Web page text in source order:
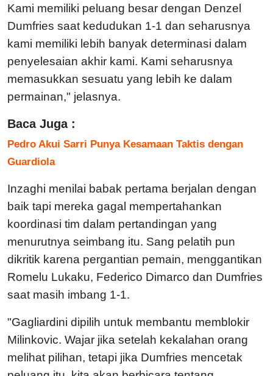
Kami memiliki peluang besar dengan Denzel
Dumfries saat kedudukan 1-1 dan seharusnya
kami memiliki lebih banyak determinasi dalam
penyelesaian akhir kami. Kami seharusnya
memasukkan sesuatu yang lebih ke dalam
permainan," jelasnya.
Baca Juga :
Pedro Akui Sarri Punya Kesamaan Taktis dengan
Guardiola
Inzaghi menilai babak pertama berjalan dengan
baik tapi mereka gagal mempertahankan
koordinasi tim dalam pertandingan yang
menurutnya seimbang itu. Sang pelatih pun
dikritik karena pergantian pemain, menggantikan
Romelu Lukaku, Federico Dimarco dan Dumfries
saat masih imbang 1-1.
"Gagliardini dipilih untuk membantu memblokir
Milinkovic. Wajar jika setelah kekalahan orang
melihat pilihan, tetapi jika Dumfries mencetak